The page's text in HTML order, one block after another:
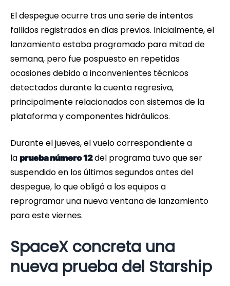
El despegue ocurre tras una serie de intentos
fallidos registrados en días previos. Inicialmente, el
lanzamiento estaba programado para mitad de
semana, pero fue pospuesto en repetidas
ocasiones debido a inconvenientes técnicos
detectados durante la cuenta regresiva,
principalmente relacionados con sistemas de la
plataforma y componentes hidráulicos.
Durante el jueves, el vuelo correspondiente a
la prueba número 12del programa tuvo que ser
suspendido en los últimos segundos antes del
despegue, lo que obligó a los equipos a
reprogramar una nueva ventana de lanzamiento
para este viernes.
SpaceX concreta una
nueva prueba del Starship